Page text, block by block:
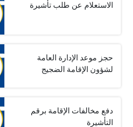
الاستعلام عن طلب تأشيرة
حجز موعد الإدارة العامة
لشؤون الإقامة الضجيج
دفع مخالفات الإقامة برقم
التأشيرة